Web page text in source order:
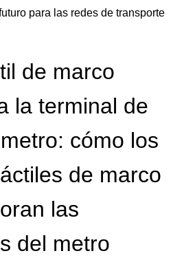
para las redes de transporte
de marco
la terminal de
cómo los
de marco
las
del metro